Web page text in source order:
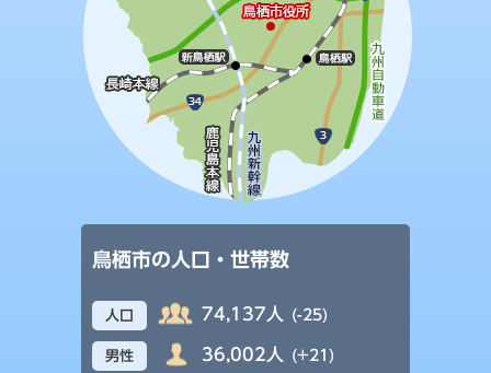
鳥栖市の人口・世帯数
人口 74,137人 (-25)
男性 36,002人 (+21)